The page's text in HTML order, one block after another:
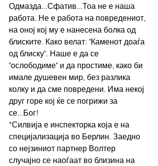
Одмазда...Сфатив...Тоа не е наша
работа. Не е работа на повредениот,
на оној кој му е нанесена болка од
блиските. Како велат: "Каменот доаѓа
од блиску". Наше е да се
"ослободиме" и да простиме, како би
имале душевен мир, без разлика
колку и да сме повредени. Има некој
друг горе кој ќе се погрижи за
се...Бог!
*Силвија е инспекторка која е на
специјализација во Берлин. Заедно
со нејзиниот партнер Волтер
случајно се наоѓаат во близина на